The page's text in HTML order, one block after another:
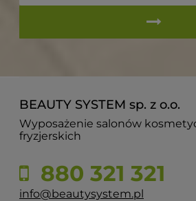
BEAUTY SYSTEM sp. z o.o.
Wyposażenie salonów
fryzjerskich
880 321 321
info@beautysystem.pl